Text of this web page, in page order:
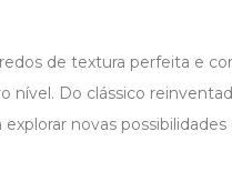
de textura perfeita e
nível. Do clássico
novas